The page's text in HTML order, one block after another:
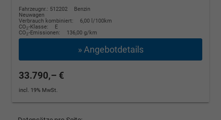
Fahrzeugnr.: 512202
Benzin
Neuwagen
Verbrauch kombiniert:
6,00 l/100km
CO2-Klasse:
E
CO2-Emissionen: 136,00 g/km
» Angebotdetails
33.790,– €
incl. 19% MwSt.